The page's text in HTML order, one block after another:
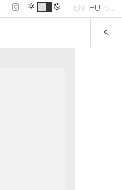
EN HU SL